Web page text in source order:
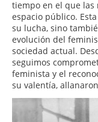
tiempo en el que las
espacio público.
su lucha, sino
evolución del
sociedad actual.
seguimos
feminista y el
su valentía,